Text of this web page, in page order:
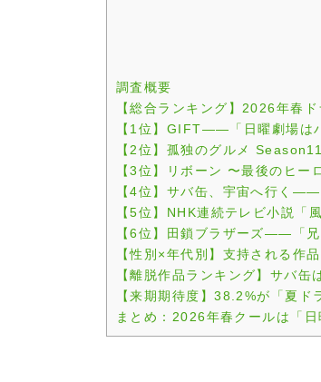
調査概要
【総合ランキング】2026年春
【1位】GIFT——「日曜劇場は
【2位】孤独のグルメ
【3位】リボーン 〜最後のヒ
【4位】サバ缶、宇宙へ行く
【5位】NHK連続テレビ小説「
【6位】田鎖ブラザーズ——「
【性別×年代別】支持される作
【離脱作品ランキング】サバ
【来期期待度】38.2%が「夏ド
まとめ：2026年春クールは「